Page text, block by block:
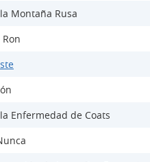
Montaña Rusa
Enfermedad de Coats